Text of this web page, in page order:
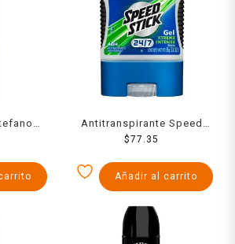
para
Antitranspirante Speed
Stick 24/7 xtreme intense
$77.35
Añadir al carrito